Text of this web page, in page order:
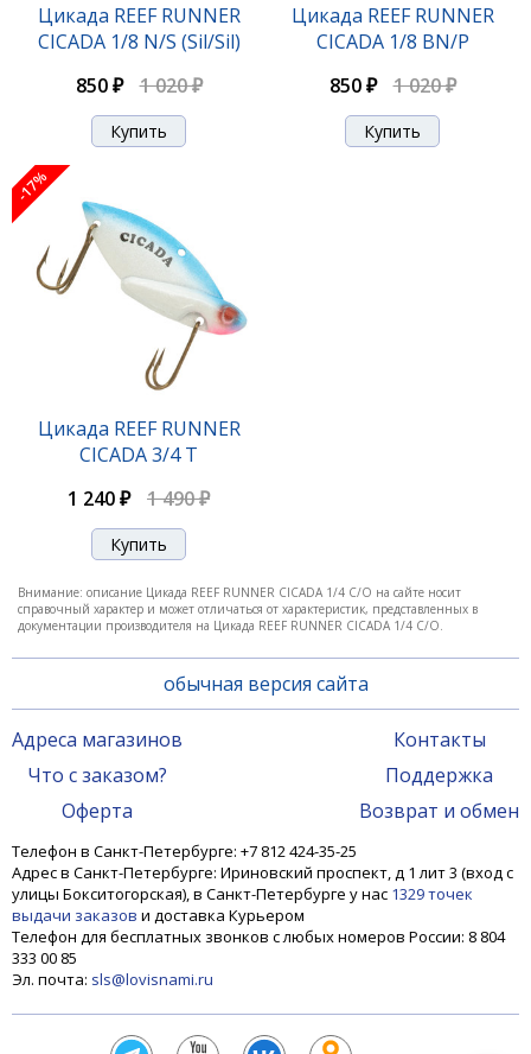
-18%
Цикада REEF RUNNER CICADA 1/4 FT
1 020 ₽ 1 230 ₽
-18%
Цикада REEF RUNNER
CICADA 1/8 N/S (Sil/Sil)
850 ₽
1 020 ₽
Цикада REEF RUNNER
CICADA 1/8 BN/P
850 ₽
1 020 ₽
-17%
Цикада REEF RUNNER
CICADA 3/4 T
1 240 ₽
1 490 ₽
Внимание: описание Цикада REEF RUNNER CICADA 1/4 C/O на сайте носит
справочный характер и может отличаться от характеристик, представленных в
документации производителя на Цикада REEF RUNNER CICADA 1/4 C/O.
обычная версия сайта
Адреса магазинов
Что с заказом?
Оферта
Контакты
Поддержка
Возврат и обмен
Телефон в Санкт-Петербурге: +7 812 424-35-25
Адрес в Санкт-Петербурге: Ириновский проспект, д 1 лит 3 (вход с
улицы Бокситогорская), в Санкт-Петербурге у нас 1329 точек
выдачи заказов и доставка Курьером
Телефон для бесплатных звонков с любых номеров России: 8 804
333 00 85
Эл. почта: sls@lovisnami.ru